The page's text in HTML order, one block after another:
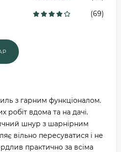
(69)
з гарним функціоналом.
робіт вдома та на дачі.
шнур з шарнірним
вільно пересуватися і не
практично за всіма